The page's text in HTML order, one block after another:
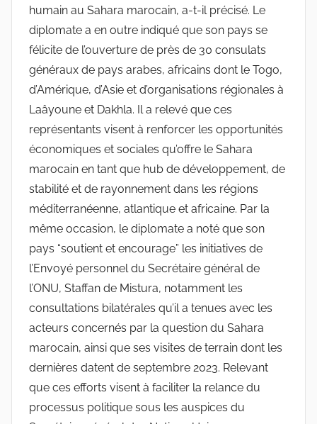
humain au Sahara marocain, a-t-il précisé. Le
diplomate a en outre indiqué que son pays se
félicite de l’ouverture de près de 30 consulats
généraux de pays arabes, africains dont le Togo,
d’Amérique, d’Asie et d’organisations régionales à
Laâyoune et Dakhla. Il a relevé que ces
représentants visent à renforcer les opportunités
économiques et sociales qu’offre le Sahara
marocain en tant que hub de développement, de
stabilité et de rayonnement dans les régions
méditerranéenne, atlantique et africaine. Par la
même occasion, le diplomate a noté que son
pays “soutient et encourage” les initiatives de
l’Envoyé personnel du Secrétaire général de
l’ONU, Staffan de Mistura, notamment les
consultations bilatérales qu’il a tenues avec les
acteurs concernés par la question du Sahara
marocain, ainsi que ses visites de terrain dont les
dernières datent de septembre 2023. Relevant
que ces efforts visent à faciliter la relance du
processus politique sous les auspices du